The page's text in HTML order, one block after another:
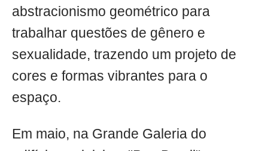
abstracionismo geométrico para
trabalhar questões de gênero e
sexualidade, trazendo um projeto de
cores e formas vibrantes para o
espaço.
Em maio, na Grande Galeria do